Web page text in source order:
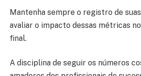
Mantenha sempre o registro de
avaliar o impacto dessas métricas
final.
A disciplina de seguir os números